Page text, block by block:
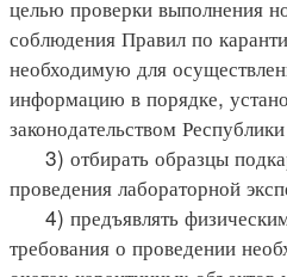
целью проверки выполнения
соблюдения Правил по
необходимую для
информацию в порядке,
законодательством
3) отбирать образцы
проведения лабораторной
4) предъявлять
требования о проведении